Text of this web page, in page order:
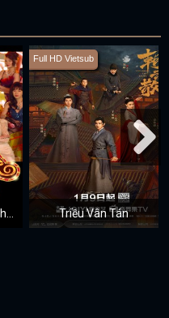
Full HD Vietsub
Triều Vân Tán